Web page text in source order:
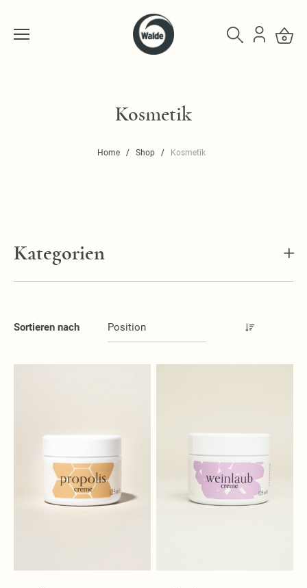
Kosmetik
Home Shop Kosmetik
Kategorien
Handgeschöpfte Seifen
Pflege Seifen
Hautpflege
Traubenkernkosmetik
Weihrauchkosmetik
DEO Cremen
Sortieren nach